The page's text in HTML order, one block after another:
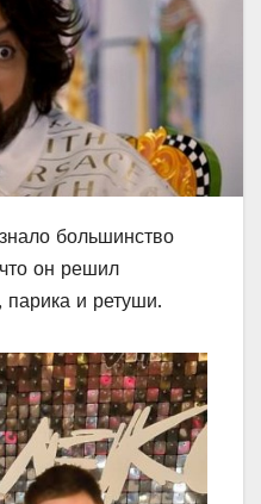
большинство
он решил
парика и ретуши.